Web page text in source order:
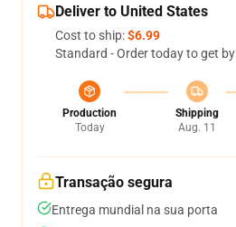
Deliver to United States
Cost to ship:$6.99
Standard - Order today to get by
Production
Today
Shipping
Aug. 11
Transação segura
Entrega mundial na sua porta